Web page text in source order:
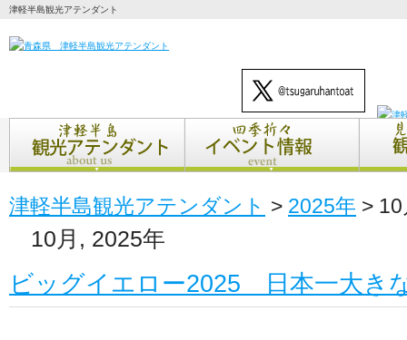
津軽半島観光アテンダント
津軽半島観光アテンダント > 2025年 >
10月, 2025年
ビッグイエロー2025 日本一大き